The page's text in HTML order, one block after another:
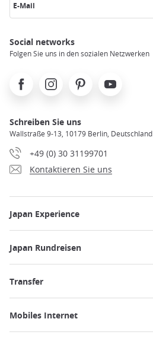
E-Mail
Social networks
Folgen Sie uns in den sozialen Netzwerken
FacebookInstagramPinterest Youtube
Schreiben Sie uns
Wallstraße 9-13, 10179 Berlin, Deutschland
+49 (0) 30 31199701
Kontaktieren Sie uns
Japan Experience
Japan Rundreisen
Transfer
Mobiles Internet